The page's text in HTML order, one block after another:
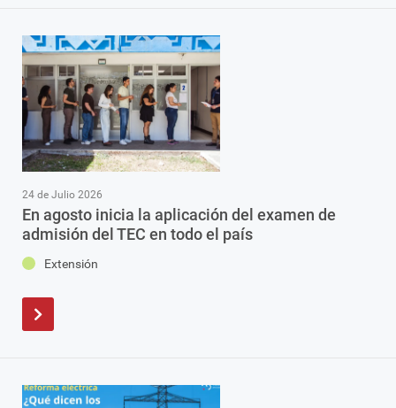
24 de Julio 2026
En agosto inicia la aplicación del examen de
admisión del TEC en todo el país
Extensión